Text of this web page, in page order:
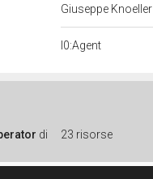
Giuseppe Knoeller
l0:Agent
di 23 risorse